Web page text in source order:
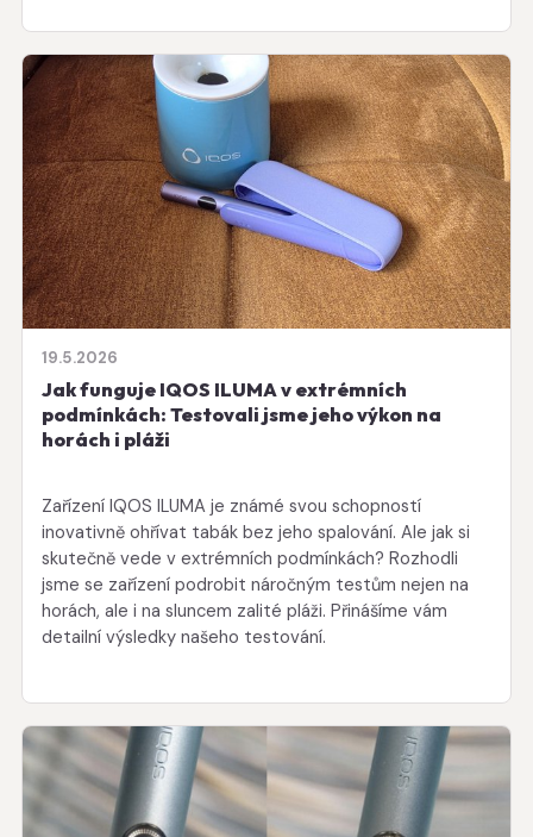
19.5.2026
Jak funguje IQOS ILUMA v extrémních
podmínkách: Testovali jsme jeho výkon na
horách i pláži
Zařízení IQOS ILUMA je známé svou schopností
inovativně ohřívat tabák bez jeho spalování. Ale jak si
skutečně vede v extrémních podmínkách? Rozhodli
jsme se zařízení podrobit náročným testům nejen na
horách, ale i na sluncem zalité pláži. Přinášíme vám
detailní výsledky našeho testování.